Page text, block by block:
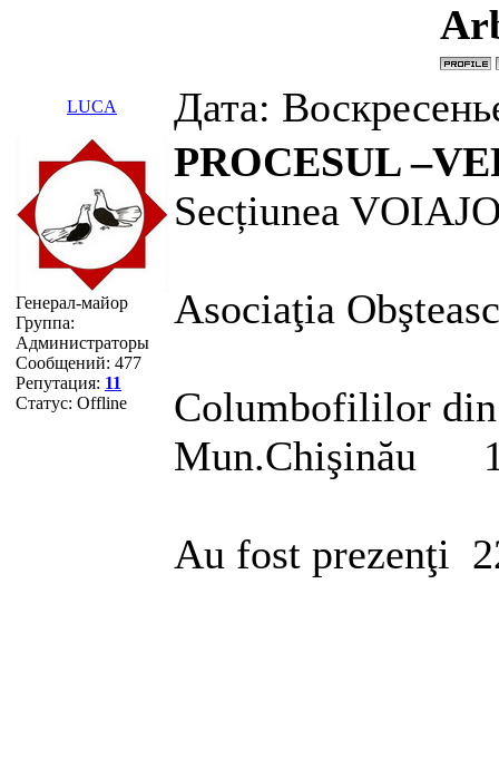
LUCA Дата:
Генерал-майор
Группа:
Администраторы
Сообщений: 477
Репутация: 11
Статус: Offline
PROCESUL
Secțiunea
Asociaţia
Columbofililor
Au fost prezenţi